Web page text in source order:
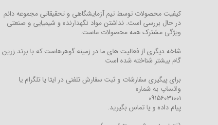
کیفیت محصولات توسط تیم آزمایشگاهی و تحقیقاتی مجموعه دائم
در حال بررسی است. نداشتن مواد نگهدارنده و شیمیایی و صنعتی
ویژگی مشترک همه محصولات ماست.
شاخه دیگری از فعالیت های ما در زمینه گوهرهاست که با برند زرین
گام بیشتر شناخته شده است
برای پیگیری سفارشات و ثبت سفارش تلفنی در ایتا یا تلگرام یا
واتساپ به شماره
۰۹۱۵۶۰۳۱۰۰۱
پیام داده و یا تماس بگیرید.